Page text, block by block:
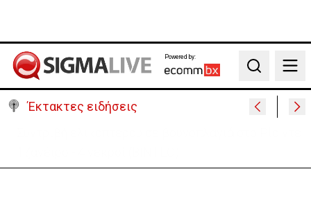
Powered by:
Search
Έκτακτες ειδήσεις